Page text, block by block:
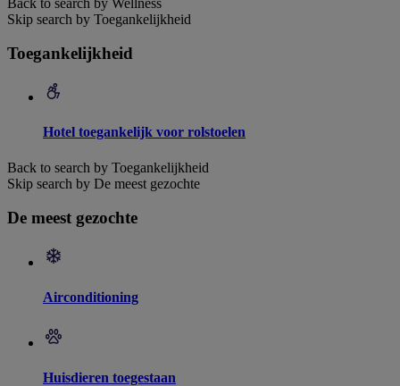
Skip search by Toegankelijkheid
Toegankelijkheid
Hotel toegankelijk voor rolstoelen
Back to search by Toegankelijkheid
Skip search by De meest gezochte
De meest gezochte
Airconditioning
Huisdieren toegestaan